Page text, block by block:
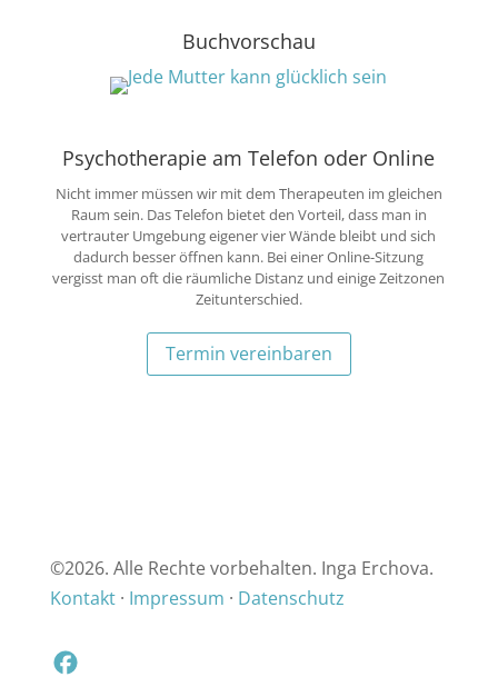
Buchvorschau
Psychotherapie am Telefon oder Online
Nicht immer müssen wir mit dem Therapeuten im gleichen
Raum sein. Das Telefon bietet den Vorteil, dass man in
vertrauter Umgebung eigener vier Wände bleibt und sich
dadurch besser öffnen kann. Bei einer Online-Sitzung
vergisst man oft die räumliche Distanz und einige Zeitzonen
Zeitunterschied.
Termin vereinbaren
©2026. Alle Rechte vorbehalten. Inga Erchova.
Kontakt· Impressum · Datenschutz